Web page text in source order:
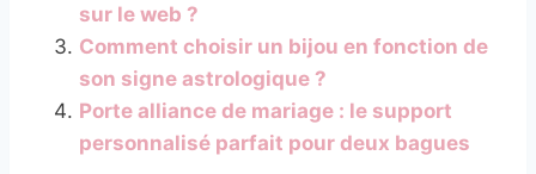
sur le web ?
Comment choisir un bijou en fonction de
son signe astrologique ?
Porte alliance de mariage : le support
personnalisé parfait pour deux bagues